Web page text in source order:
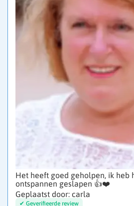
Het heeft goed geholpen, ik heb
ontspannen geslapen 👍❤️
Geplaatst door: carla